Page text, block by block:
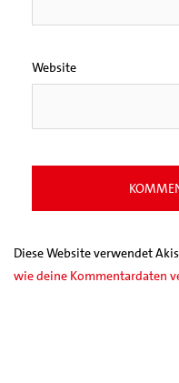
Website
Diese Website verwendet
wie deine Kommentardaten